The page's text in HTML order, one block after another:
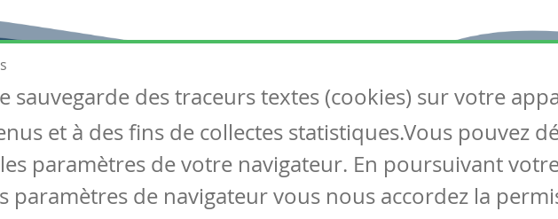
Articles
Tous les articles
Articles DYS
Circulaires
Suivez-nous
Contactez-nous
Soutien scolaire
sauvegarde des traceurs textes (cookies) sur votre
et à des fins de collectes statistiques.Vous pouvez
paramètres de votre navigateur. En poursuivant
paramètres de navigateur vous nous accordez la